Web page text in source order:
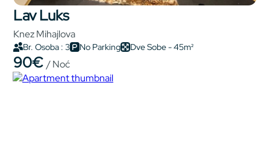
Lav Luks
Knez Mihajlova
Br. Osoba : 3 No Parking Dve Sobe - 45m²
90€/ Noć